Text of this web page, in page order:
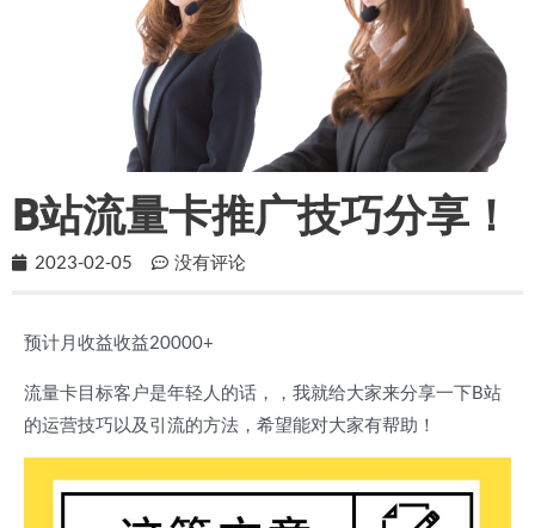
B站流量卡推广技巧分享！
2023-02-05 没有评论
预计月收益收益20000+
流量卡目标客户是年轻人的话，，我就给大家来分享一下B站
的运营技巧以及引流的方法，希望能对大家有帮助！